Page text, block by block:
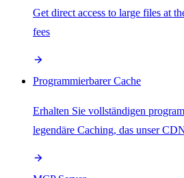
Get direct access to large files at
fees
Programmierbarer Cache
Erhalten Sie vollständigen
legendäre Caching, das unser